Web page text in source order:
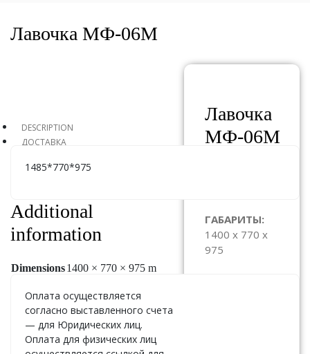
Лавочка МФ-06М
Лавочка
МФ-06М
ГАБАРИТЫ:
1400 x 770 x
975
DESCRIPTION
ДОСТАВКА
1485*770*975
Additional
information
Dimensions1400 × 770 × 975 m
Оплата осуществляется
согласно выставленного счета
— для Юридических лиц.
Оплата для физических лиц